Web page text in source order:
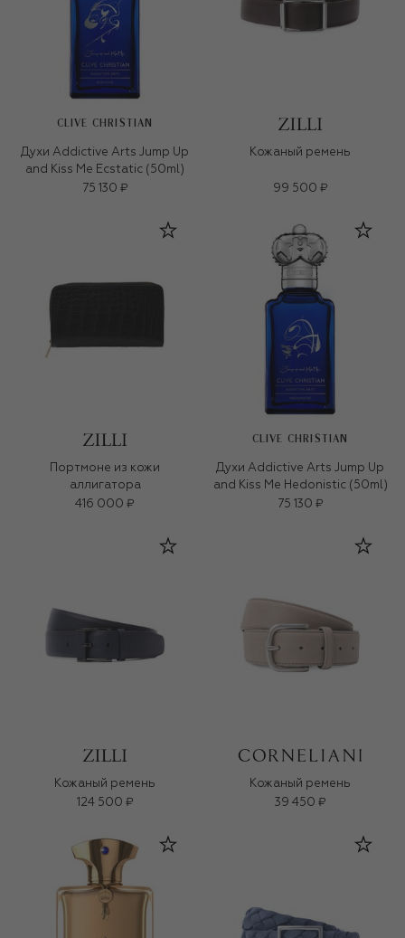
CLIVE CHRISTIAN
Духи Addictive Arts Jump Up
and Kiss Me Ecstatic (50ml)
75 130 ₽
Кожаный ремень
99 500 ₽
Портмоне из кожи
аллигатора
416 000 ₽
CLIVE CHRISTIAN
Духи Addictive Arts Jump Up
and Kiss Me Hedonistic (50ml)
75 130 ₽
Кожаный ремень
124 500 ₽
Кожаный ремень
39 450 ₽